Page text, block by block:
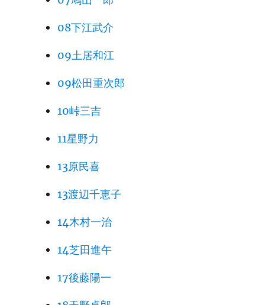
08下江武介
09土居和江
09松田重次郎
10峠三吉
11星野力
13原民喜
13渡辺千恵子
14木村一治
14芝田進午
17後藤陽一